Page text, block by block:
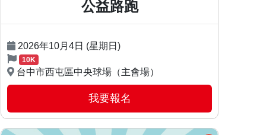
公益路跑
2026年10月4日 (星期日)
10K
台中市西屯區中央球場（主會場）
我要報名